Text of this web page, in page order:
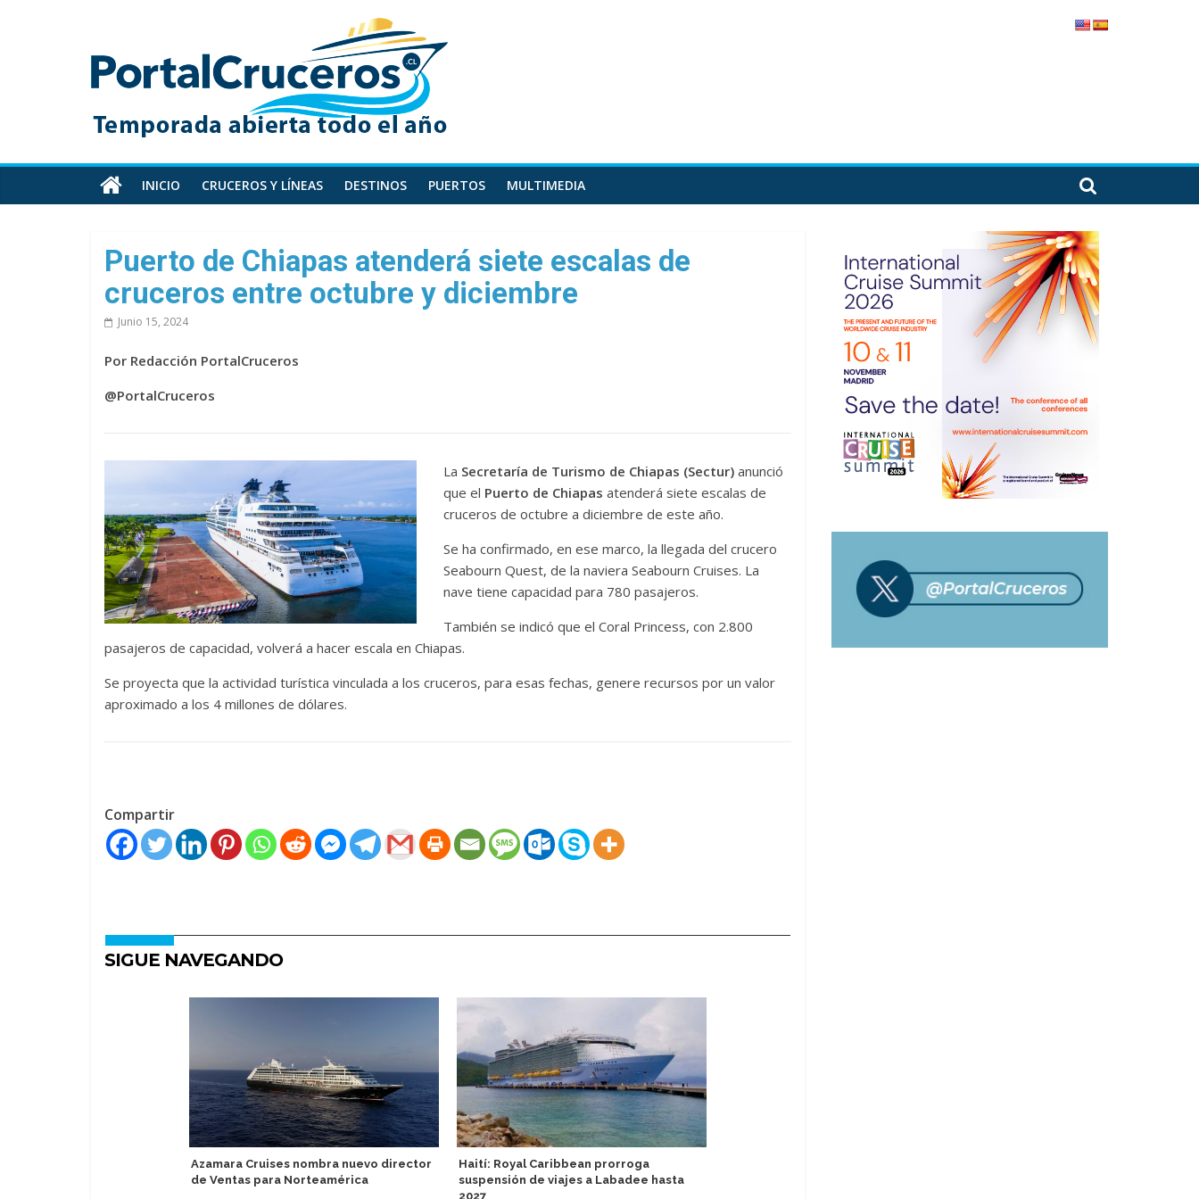
PortalCruceros
Toda
información
cruceros
en
un
sitio
INICIO CRUCEROS Y LÍNEAS DESTINOS PUERTOS MULTIMEDIA
Puerto de Chiapas atenderá siete escalas de
cruceros entre octubre y diciembre
Junio 15, 2024
Por Redacción PortalCruceros
@PortalCruceros
La Secretaría de Turismo de Chiapas (Sectur) anunció
que el Puerto de Chiapas atenderá siete escalas de
cruceros de octubre a diciembre de este año.
Se ha confirmado, en ese marco, la llegada del crucero
Seabourn Quest, de la naviera Seabourn Cruises. La
nave tiene capacidad para 780 pasajeros.
También se indicó que el Coral Princess, con 2.800
pasajeros de capacidad, volverá a hacer escala en Chiapas.
Se proyecta que la actividad turística vinculada a los cruceros, para esas fechas, genere recursos por un valor
aproximado a los 4 millones de dólares.
Compartir
SIGUE NAVEGANDO
Azamara Cruises nombra nuevo director
de Ventas para Norteamérica
Haití: Royal Caribbean prorroga
suspensión de viajes a Labadee hasta
2027